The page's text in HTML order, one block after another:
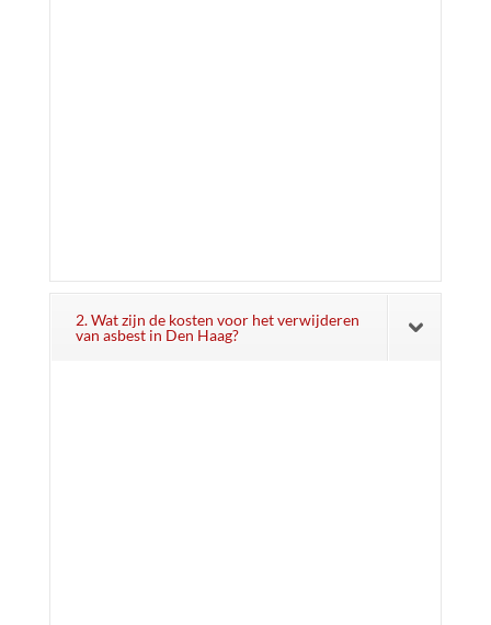
2. Wat zijn de kosten voor het verwijderen
van asbest in Den Haag?